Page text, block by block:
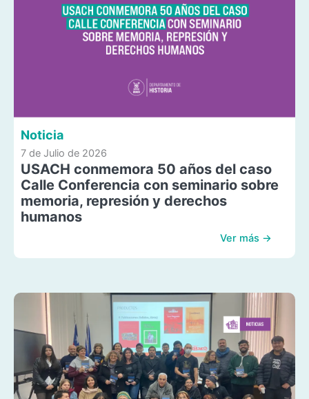
Noticia
7 de Julio de 2026
USACH conmemora 50 años del caso
Calle Conferencia con seminario sobre
memoria, represión y derechos
humanos
Ver más →